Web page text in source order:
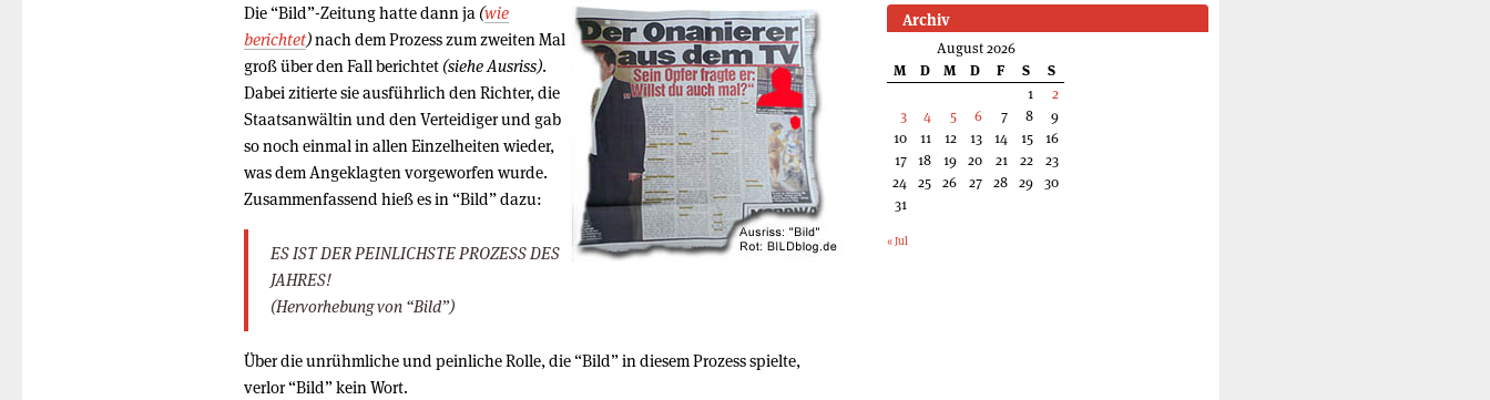
Die “Bild”-Zeitung hatte dann ja (wie
berichtet)nach dem Prozess zum zweiten Mal
groß über den Fall berichtet (siehe Ausriss).
Dabei zitierte sie ausführlich den Richter, die
Staatsanwältin und den Verteidiger und gab
so noch einmal in allen Einzelheiten wieder,
was dem Angeklagten vorgeworfen wurde.
Zusammenfassend hieß es in “Bild” dazu:
ES IST DER PEINLICHSTE PROZESS DES
JAHRES!
(Hervorhebung von “Bild”)
Über die unrühmliche und peinliche Rolle, die “Bild” in diesem Prozess spielte,
verlor “Bild” kein Wort.
Archiv
August 2026
M
D M D F S
S
1
2
3
4 5 6 7 8
9
10
11 12 13 14 15
16
17 18 19 20 21 22
23
24 25 26 27 28 29 30
31
« Jul